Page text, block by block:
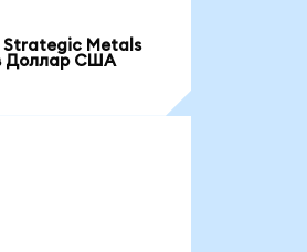
Strategic Metals
Доллар США